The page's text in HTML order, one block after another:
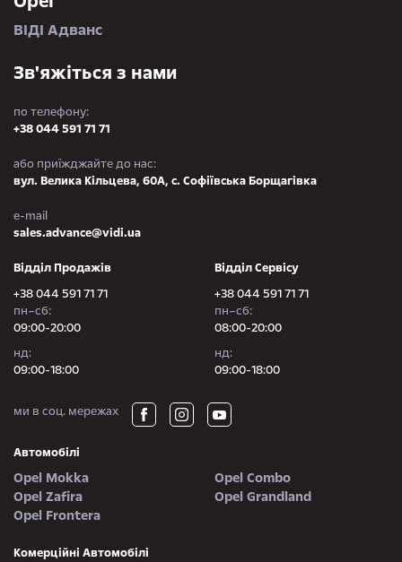
ВІДІ Адванс
Зв'яжіться з нами
по телефону:
+38 044 591 71 71
або приїжджайте до нас:
вул. Велика Кільцева, 60А, с. Софіївська Борщагівка
e-mail
sales.advance@vidi.ua
Відділ Продажів
+38 044 591 71 71
пн–сб:
09:00-20:00
нд:
09:00-18:00
Відділ Сервісу
+38 044 591 71 71
пн–сб:
08:00-20:00
нд:
09:00-18:00
ми в соц. мережах
Автомобілі
Opel Mokka
Opel Combo
Opel Zafira
Opel Grandland
Opel Frontera
Комерційні Автомобілі